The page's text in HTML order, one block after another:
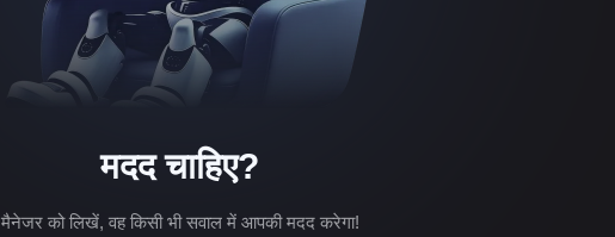
मदद चाहिए?
मैनेजर को लिखें, वह किसी भी सवाल में आपकी मदद करेगा!